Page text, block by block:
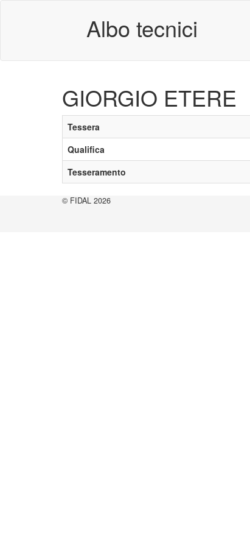
Albo tecnici
GIORGIO ETERE
Tessera
Qualifica
Tesseramento
© FIDAL 2026